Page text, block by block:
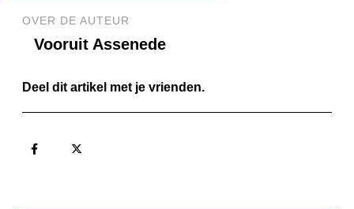
OVER DE AUTEUR
Vooruit Assenede
Deel dit artikel met je vrienden.